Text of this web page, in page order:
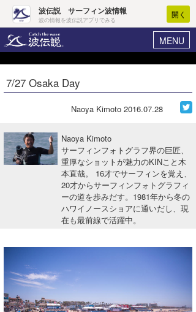
波伝説 サーフィン波情報
波の情報を波伝説アプリでみる
開く
MENU
ヘルプ マイホーム
ログイン
波情報･概況
WAVE HUNTER波予想ツール
会員メニュー
今月のプレゼント
7/27 Osaka Day
Naoya Kimoto 2016.07.28
Naoya Kimoto
サーフィンフォトグラフ界の巨匠、
重厚なショットが魅力のKINこと木
本直哉。 16才でサーフィンを覚え、
20才からサーフィンフォトグラフィ
ーの道を歩みだす。1981年から冬の
ハワイノースショアに通いだし、現
在も最前線で活躍中。
Core Surf Japan
ファッション/グッズ
アート＆エンタメ
湘南
千葉北
お知らせ